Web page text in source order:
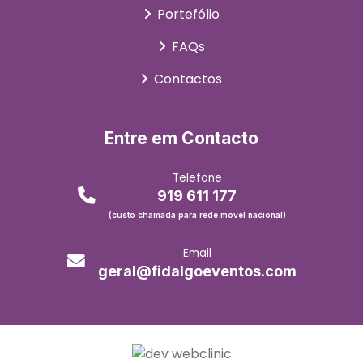
Portefólio
FAQs
Contactos
Entre em Contacto
Telefone
919 611 177
(custo chamada para rede móvel nacional)
Email
geral@fidalgoeventos.com